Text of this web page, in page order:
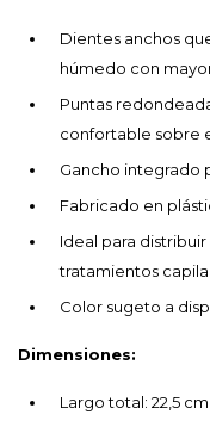
Dientes anchos
húmedo con
Puntas
confortable sobre
Gancho integrado
Fabricado en
Ideal para
tratamientos
Color sugeto a
Dimensiones:
Largo total: 22,5 cm.